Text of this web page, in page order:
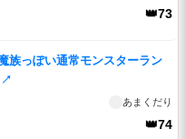
👑73
族っぽい通常モンスターラン
↗
あまくだり
👑74